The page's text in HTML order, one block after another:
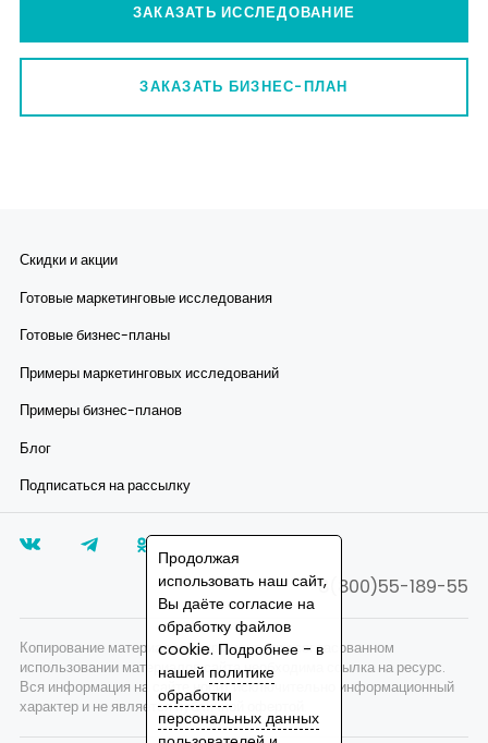
ЗАКАЗАТЬ ИССЛЕДОВАНИЕ
ЗАКАЗАТЬ БИЗНЕС-ПЛАН
Скидки и акции
Готовые маркетинговые исследования
Готовые бизнес-планы
Примеры маркетинговых исследований
Примеры бизнес-планов
Блог
Подписаться на рассылку
8(800)55-189-55
Копирование материалов запрещено, при согласованном
использовании материалов сайта необходима ссылка на ресурс.
Вся информация на сайте носит исключительно информационный
характер и не является публичной офертой.
Продолжая
использовать наш сайт,
Вы даёте согласие на
обработку файлов
cookie. Подробнее - в
нашей политике
обработки
персональных данных